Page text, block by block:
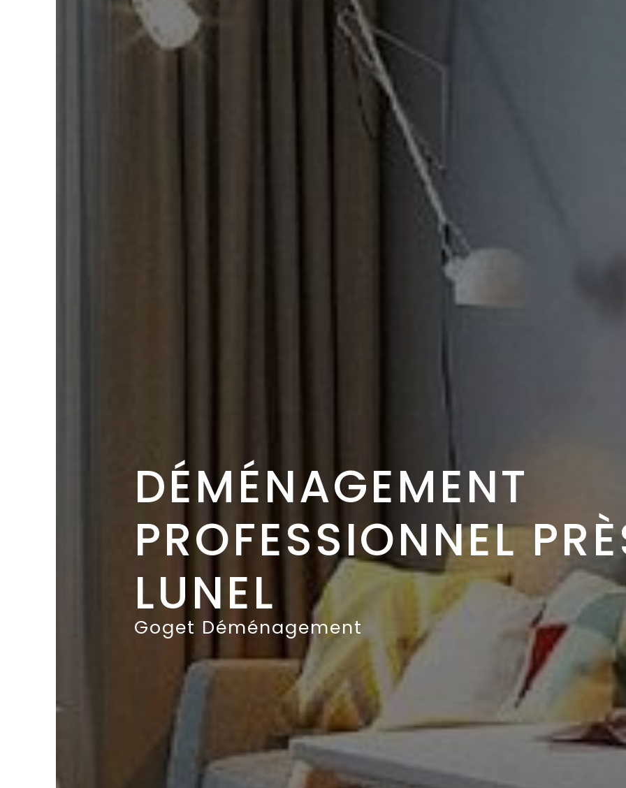
DÉMÉNAGEMENT
PROFESSIONNEL
LUNEL
Goget Déménagement